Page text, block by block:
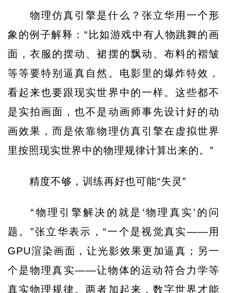
物理仿真引擎是什么？张立华用一个形
象的例子解释：“比如游戏中有人物跳舞的画
面，衣服的摆动、裙摆的飘动、布料的褶皱
等等要特别逼真自然。电影里的爆炸特效，
看起来也要跟现实世界中的一样。这些都不
是实拍画面，也不是动画师事先设计好的动
画效果，而是依靠物理仿真引擎在虚拟世界
里按照现实世界中的物理规律计算出来的。”
精度不够，训练再好也可能“失灵”
“物理引擎解决的就是‘物理真实’的问
题。”张立华表示，“一个是视觉真实——用
GPU渲染画面，让光影效果更加逼真；另一
个是物理真实——让物体的运动符合力学等
真实物理规律。两者加起来，数字世界才能